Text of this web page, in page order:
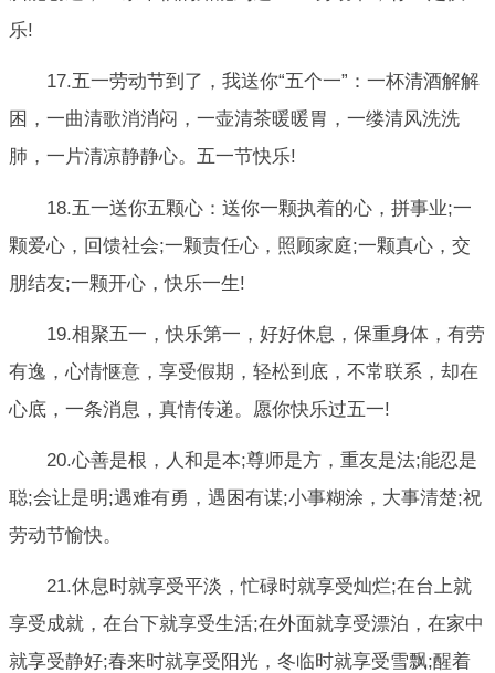
乐!
17.五一劳动节到了，我送你“五个一”：一杯清酒解解
困，一曲清歌消消闷，一壶清茶暖暖胃，一缕清风洗洗
肺，一片清凉静静心。五一节快乐!
18.五一送你五颗心：送你一颗执着的心，拼事业;一
颗爱心，回馈社会;一颗责任心，照顾家庭;一颗真心，交
朋结友;一颗开心，快乐一生!
19.相聚五一，快乐第一，好好休息，保重身体，有劳
有逸，心情惬意，享受假期，轻松到底，不常联系，却在
心底，一条消息，真情传递。愿你快乐过五一!
20.心善是根，人和是本;尊师是方，重友是法;能忍是
聪;会让是明;遇难有勇，遇困有谋;小事糊涂，大事清楚;祝
劳动节愉快。
21.休息时就享受平淡，忙碌时就享受灿烂;在台上就
享受成就，在台下就享受生活;在外面就享受漂泊，在家中
就享受静好;春来时就享受阳光，冬临时就享受雪飘;醒着